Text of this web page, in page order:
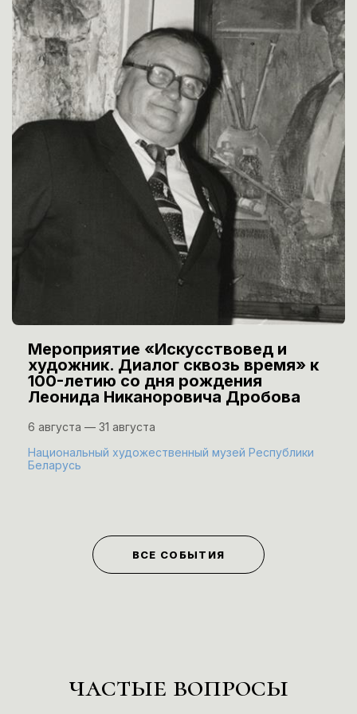
Мероприятие «Искусствовед и
художник. Диалог сквозь время» к
100-летию со дня рождения
Леонида Никаноровича Дробова
6 августа — 31 августа
Национальный художественный музей Республики
Беларусь
ВСЕ СОБЫТИЯ
частые вопросы